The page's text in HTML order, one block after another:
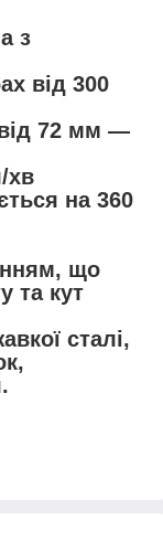
з
від 300
72 мм —
хв
на 360
що
та кут
сталі,